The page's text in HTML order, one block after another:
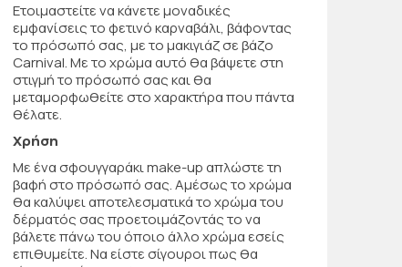
Ετοιμαστείτε να κάνετε μοναδικές
εμφανίσεις το φετινό καρναβάλι, βάφοντας
το πρόσωπό σας, με το μακιγιάζ σε βάζο
Carnival. Με το χρώμα αυτό θα βάψετε στη
στιγμή το πρόσωπό σας και θα
μεταμορφωθείτε στο χαρακτήρα που πάντα
θέλατε.
Χρήση
Με ένα σφουγγαράκι make-up απλώστε τη
βαφή στο πρόσωπό σας. Αμέσως το χρώμα
θα καλύψει αποτελεσματικά το χρώμα του
δέρματός σας προετοιμάζοντάς το να
βάλετε πάνω του όποιο άλλο χρώμα εσείς
επιθυμείτε. Να είστε σίγουροι πως θα